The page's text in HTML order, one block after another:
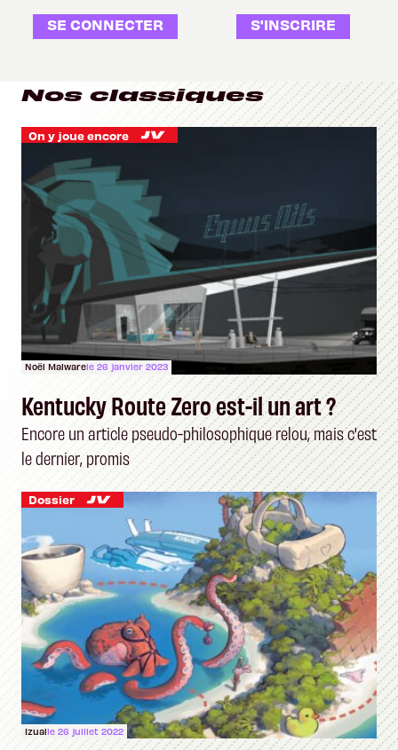
SE CONNECTER S'INSCRIRE
Nos classiques
On y joue encore
Noël Malwarele 26 janvier 2023
Kentucky Route Zero est-il un art ?
Encore un article pseudo-philosophique relou, mais c'est
le dernier, promis
Dossier
Izualle 26 juillet 2022